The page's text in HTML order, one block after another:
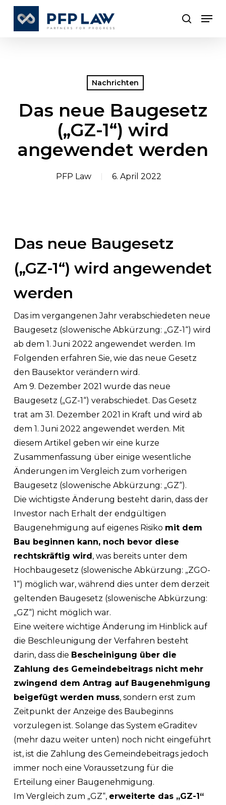
Skip
main
search
Nachrichten
Das neue Baugesetz
(„GZ-1“) wird
angewendet werden
PFP Law 6. April 2022
Das neue Baugesetz
(„GZ-1“) wird angewendet
werden
Das im vergangenen Jahr verabschiedeten neue
Baugesetz (slowenische Abkürzung: „GZ-1“) wird
ab dem 1. Juni 2022 angewendet werden. Im
Folgenden erfahren Sie, wie das neue Gesetz
den Bausektor verändern wird.
Am 9. Dezember 2021 wurde das neue
Baugesetz („GZ-1“) verabschiedet. Das Gesetz
trat am 31. Dezember 2021 in Kraft und wird ab
dem 1. Juni 2022 angewendet werden. Mit
diesem Artikel geben wir eine kurze
Zusammenfassung über einige wesentliche
Änderungen im Vergleich zum vorherigen
Baugesetz (slowenische Abkürzung: „GZ“).
Die wichtigste Änderung besteht darin, dass der
Investor nach Erhalt der endgültigen
Baugenehmigung auf eigenes Risiko mit dem
Bau beginnen kann, noch bevor diese
rechtskräftig wird, was bereits unter dem
Hochbaugesetz (slowenische Abkürzung: „ZGO-
1“) möglich war, während dies unter dem derzeit
geltenden Baugesetz (slowenische Abkürzung:
„GZ“) nicht möglich war.
Eine weitere wichtige Änderung im Hinblick auf
die Beschleunigung der Verfahren besteht
darin, dass die Bescheinigung über die
Zahlung des Gemeindebeitrags nicht mehr
zwingend dem Antrag auf Baugenehmigung
beigefügt werden muss, sondern erst zum
Zeitpunkt der Anzeige des Baubeginns
vorzulegen ist. Solange das System eGraditev
(mehr dazu weiter unten) noch nicht eingeführt
ist, ist die Zahlung des Gemeindebeitrags jedoch
immer noch eine Voraussetzung für die
Erteilung einer Baugenehmigung.
Im Vergleich zum „GZ“, erweiterte das „GZ-1“